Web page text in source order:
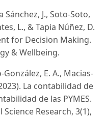
Sánchez, J., Soto-Soto,
L., & Tapia Núñez, D.
for Decision Making.
& Wellbeing.
E. A., Macias-
La contabilidad de
de las PYMES.
Research, 3(1),